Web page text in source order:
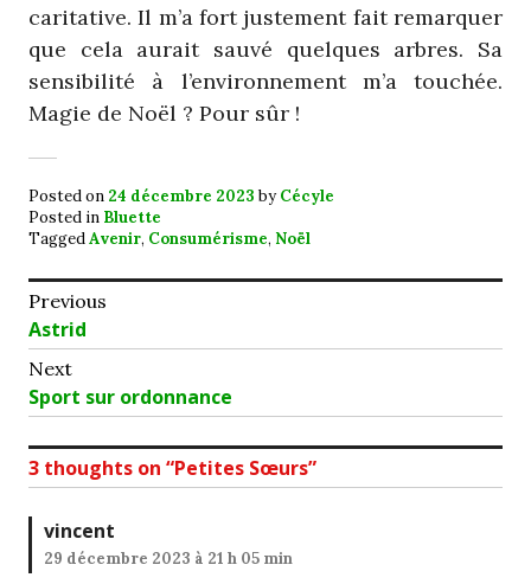
caritative. Il m’a fort justement fait remarquer
que cela aurait sauvé quelques arbres. Sa
sensibilité à l’environnement m’a touchée.
Magie de Noël ? Pour sûr !
Posted on 24 décembre 2023 byCécyle
Posted in Bluette
TaggedAvenir, Consumérisme, Noël
Navigation
de
l’article
Previous
Previous
post:
Astrid
Next
Next
post:
Sport sur ordonnance
3 thoughts on “Petites Sœurs”
vincent
29 décembre 2023 à 21 h 05 min